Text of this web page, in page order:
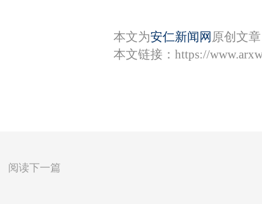
本文为安仁新闻网 原创文
本文链接： https://
阅读下一篇